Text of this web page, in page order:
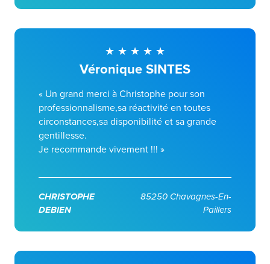
Véronique SINTES
« Un grand merci à Christophe pour son
professionnalisme,sa réactivité en toutes
circonstances,sa disponibilité et sa grande
gentillesse.
Je recommande vivement !!! »
CHRISTOPHE
DEBIEN
85250 Chavagnes-En-
Paillers